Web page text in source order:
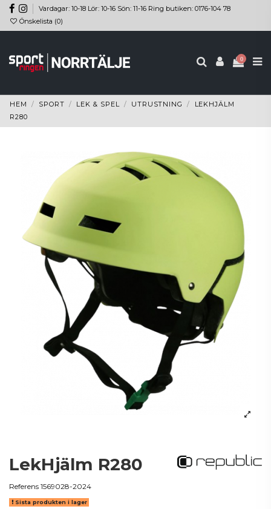
Vardagar: 10-18 Lör: 10-16 Sön: 11-16 Ring butiken: 0176-104 78
Önskelista (0)
0
HEM SPORT LEK & SPEL UTRUSTNING
LEKHJÄLM
R280
LekHjälm R280
Referens 1569028-2024
Sista produkten i lager